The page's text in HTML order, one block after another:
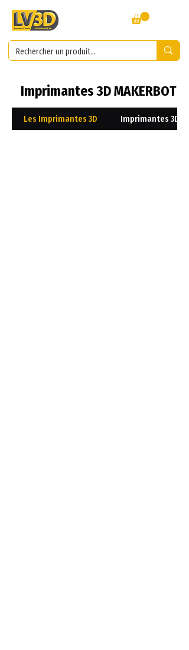
Imprimantes 3D MAKERBOT
Les Imprimantes 3D Imprimantes 3D